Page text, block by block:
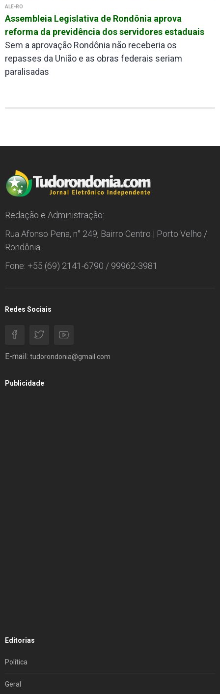
ALE-RO
Assembleia Legislativa de Rondônia aprova
reforma da previdência dos servidores estaduais
Sem a aprovação Rondônia não receberia os
repasses da União e as obras federais seriam
paralisadas
Redação e Administração:
Rua Afonso Pena, n° 249, Bairro Centro | Porto Velho /
Rondônia
Fone: +55 (69) 2141-6790 / 99962-3981
Redes Sociais
E-mail: tudorondonia@gmail.com
Publicidade
Editorias
Política
Geral